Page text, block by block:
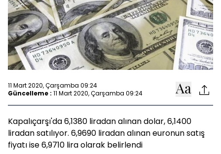
11 Mart 2020, Çarşamba 09:24
Güncelleme : 11 Mart 2020, Çarşamba 09:24
Kapalıçarşı'da 6,1380 liradan alınan dolar, 6,1400
liradan satılıyor. 6,9690 liradan alınan euronun satış
fiyatı ise 6,9710 lira olarak belirlendi